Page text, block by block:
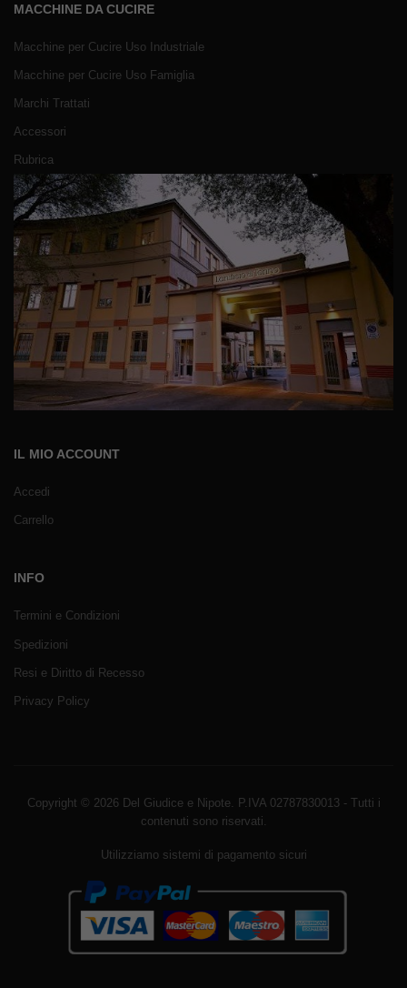
MACCHINE DA CUCIRE
Macchine per Cucire Uso Industriale
Macchine per Cucire Uso Famiglia
Marchi Trattati
Accessori
Rubrica
IL MIO ACCOUNT
Accedi
Carrello
INFO
Termini e Condizioni
Spedizioni
Resi e Diritto di Recesso
Privacy Policy
Copyright © 2026 Del Giudice e Nipote. P.IVA 02787830013 - Tutti i
contenuti sono riservati.
Utilizziamo sistemi di pagamento sicuri